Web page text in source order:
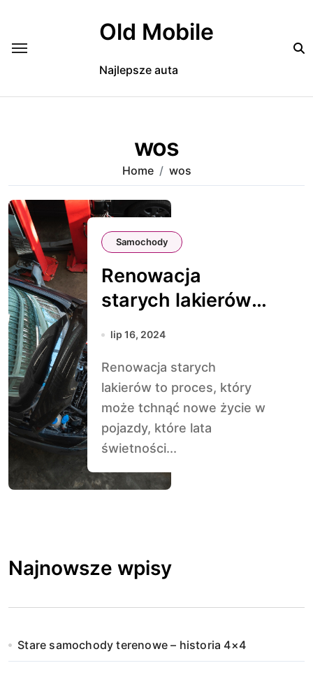
Old Mobile
Najlepsze auta
wos
Home wos
Samochody
Renowacja
starych lakierów:
Przywracanie
lip 16, 2024
Renowacja starych
lakierów to proces, który
może tchnąć nowe życie w
pojazdy, które lata
świetności...
Najnowsze wpisy
Stare samochody terenowe – historia 4×4